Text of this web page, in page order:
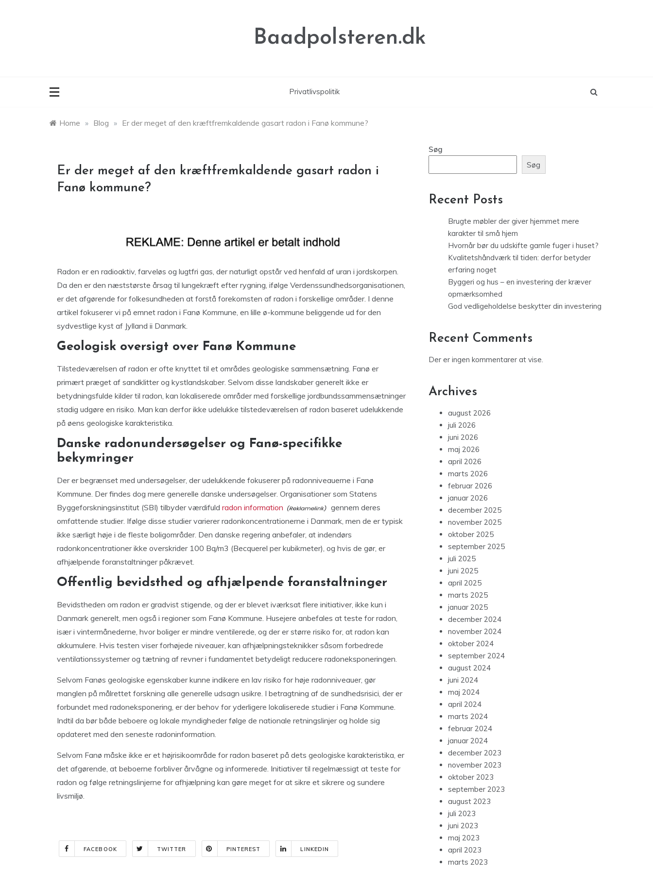
Baadpolsteren.dk
Privatlivspolitik
Home » Blog » Er der meget af den kræftfremkaldende gasart radon i Fanø kommune?
Er der meget af den kræftfremkaldende gasart radon i
Fanø kommune?
Radon er en radioaktiv, farveløs og lugtfri gas, der naturligt opstår ved henfald af uran i jordskorpen.
Da den er den næststørste årsag til lungekræft efter rygning, ifølge Verdenssundhedsorganisationen,
er det afgørende for folkesundheden at forstå forekomsten af radon i forskellige områder. I denne
artikel fokuserer vi på emnet radon i Fanø Kommune, en lille ø-kommune beliggende ud for den
sydvestlige kyst af Jylland ii Danmark.
Geologisk oversigt over Fanø Kommune
Tilstedeværelsen af radon er ofte knyttet til et områdes geologiske sammensætning. Fanø er
primært præget af sandklitter og kystlandskaber. Selvom disse landskaber generelt ikke er
betydningsfulde kilder til radon, kan lokaliserede områder med forskellige jordbundssammensætninger
stadig udgøre en risiko. Man kan derfor ikke udelukke tilstedeværelsen af radon baseret udelukkende
på øens geologiske karakteristika.
Danske radonundersøgelser og Fanø-specifikke
bekymringer
Der er begrænset med undersøgelser, der udelukkende fokuserer på radonniveauerne i Fanø
Kommune. Der findes dog mere generelle danske undersøgelser. Organisationer som Statens
Byggeforskningsinstitut (SBI) tilbyder værdifuld radon information
gennem deres
omfattende studier. Ifølge disse studier varierer radonkoncentrationerne i Danmark, men de er typisk
ikke særligt høje i de fleste boligområder. Den danske regering anbefaler, at indendørs
radonkoncentrationer ikke overskrider 100 Bq/m3 (Becquerel per kubikmeter), og hvis de gør, er
afhjælpende foranstaltninger påkrævet.
Offentlig bevidsthed og afhjælpende foranstaltninger
Bevidstheden om radon er gradvist stigende, og der er blevet iværksat flere initiativer, ikke kun i
Danmark generelt, men også i regioner som Fanø Kommune. Husejere anbefales at teste for radon,
især i vintermånederne, hvor boliger er mindre ventilerede, og der er større risiko for, at radon kan
akkumulere. Hvis testen viser forhøjede niveauer, kan afhjælpningsteknikker såsom forbedrede
ventilationssystemer og tætning af revner i fundamentet betydeligt reducere radoneksponeringen.
Selvom Fanøs geologiske egenskaber kunne indikere en lav risiko for høje radonniveauer, gør
manglen på målrettet forskning alle generelle udsagn usikre. I betragtning af de sundhedsrisici, der er
forbundet med radoneksponering, er der behov for yderligere lokaliserede studier i Fanø Kommune.
Indtil da bør både beboere og lokale myndigheder følge de nationale retningslinjer og holde sig
opdateret med den seneste radoninformation.
Selvom Fanø måske ikke er et højrisikoområde for radon baseret på dets geologiske karakteristika, er
det afgørende, at beboerne forbliver årvågne og informerede. Initiativer til regelmæssigt at teste for
radon og følge retningslinjerne for afhjælpning kan gøre meget for at sikre et sikrere og sundere
livsmiljø.
FACEBOOK TWITTER PINTEREST LINKEDIN
Søg
Søg
Recent Posts
Brugte møbler der giver hjemmet mere
karakter til små hjem
Hvornår bør du udskifte gamle fuger i huset?
Kvalitetshåndværk til tiden: derfor betyder
erfaring noget
Byggeri og hus – en investering der kræver
opmærksomhed
God vedligeholdelse beskytter din investering
Recent Comments
Der er ingen kommentarer at vise.
Archives
august 2026
juli 2026
juni 2026
maj 2026
april 2026
marts 2026
februar 2026
januar 2026
december 2025
november 2025
oktober 2025
september 2025
juli 2025
juni 2025
april 2025
marts 2025
januar 2025
december 2024
november 2024
oktober 2024
september 2024
august 2024
juni 2024
maj 2024
april 2024
marts 2024
februar 2024
januar 2024
december 2023
november 2023
oktober 2023
september 2023
august 2023
juli 2023
juni 2023
maj 2023
april 2023
marts 2023